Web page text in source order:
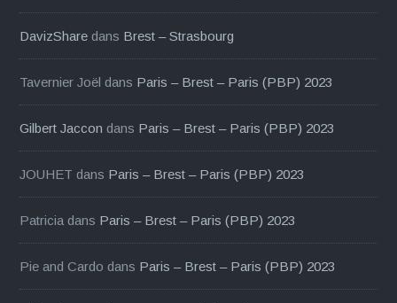
DavizShare dans Brest – Strasbourg
Tavernier Joël dans Paris – Brest – Paris (PBP) 2023
Gilbert Jaccon dans Paris – Brest – Paris (PBP) 2023
JOUHET dans Paris – Brest – Paris (PBP) 2023
Patricia dans Paris – Brest – Paris (PBP) 2023
Pie and Cardo dans Paris – Brest – Paris (PBP) 2023